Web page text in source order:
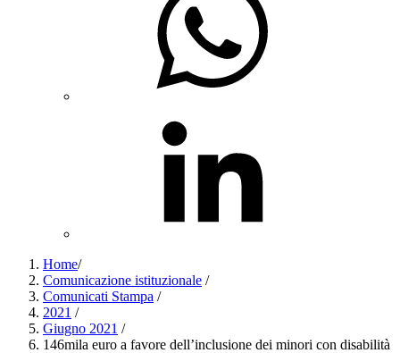
Home/
Comunicazione istituzionale /
Comunicati Stampa /
2021 /
Giugno 2021 /
146mila euro a favore dell’inclusione dei minori con disabilità